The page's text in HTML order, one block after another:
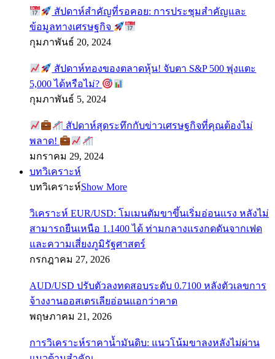
สัปดาห์สำคัญที่รอคอย: การประชุมสำคัญและ
ข้อมูลทางเศรษฐกิจ
กุมภาพันธ์ 20, 2024
สัปดาห์ทองของตลาดหุ้น! จับตา S&P 500 พุ่งแตะ
5,000 ได้หรือไม่?
กุมภาพันธ์ 5, 2024
สัปดาห์สุดระทึกกับข่าวเศรษฐกิจที่คุณต้องไม่
พลาด!
มกราคม 29, 2024
บทวิเคราะห์
บทวิเคราะห์Show More
วิเคราะห์ EUR/USD: โมเมนตัมขาขึ้นเริ่มอ่อนแรง หลังไม่
สามารถยืนเหนือ 1.1400 ได้ ท่ามกลางแรงกดดันจากเฟด
และความเสี่ยงภูมิรัฐศาสตร์
กรกฎาคม 27, 2026
AUD/USD ปรับตัวลงทดสอบระดับ 0.7100 หลังตัวเลขการ
จ้างงานออสเตรเลียอ่อนแอกว่าคาด
พฤษภาคม 21, 2026
การวิเคราะห์ราคาน้ำมันดิบ: แนวโน้มขาลงหลังไม่ผ่าน